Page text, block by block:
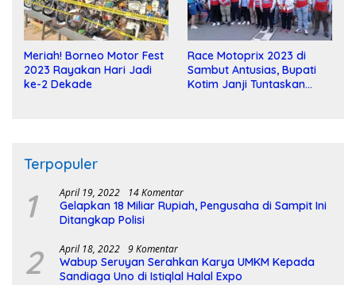
Meriah! Borneo Motor Fest
2023 Rayakan Hari Jadi
ke-2 Dekade
Race Motoprix 2023 di
Sambut Antusias, Bupati
Kotim Janji Tuntaskan
Terpopuler
1 April 19, 2022 14 Komentar
Gelapkan 18 Miliar Rupiah, Pengusaha di Sampit Ini
Ditangkap Polisi
2 April 18, 2022 9 Komentar
Wabup Seruyan Serahkan Karya UMKM Kepada
Sandiaga Uno di Istiqlal Halal Expo